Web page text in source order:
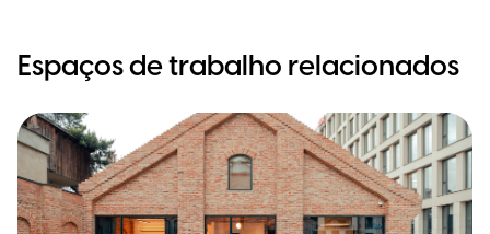
Espaços de trabalho relacionados